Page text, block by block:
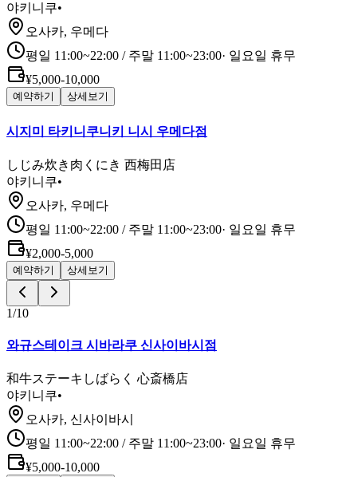
야키니쿠•
오사카, 우메다
평일 11:00~22:00 / 주말 11:00~23:00· 일요일 휴무
¥5,000-10,000
예약하기 상세보기
시지미 타키니쿠니키 니시 우메다점
しじみ炊き肉くにき 西梅田店
야키니쿠•
오사카, 우메다
평일 11:00~22:00 / 주말 11:00~23:00· 일요일 휴무
¥2,000-5,000
예약하기 상세보기
1/10
와규스테이크 시바라쿠 신사이바시점
和牛ステーキしばらく 心斎橋店
야키니쿠•
오사카, 신사이바시
평일 11:00~22:00 / 주말 11:00~23:00· 일요일 휴무
¥5,000-10,000